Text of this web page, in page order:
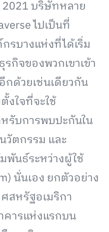
2021 บริษัทหลาย
ไปเป็นที่
รบางแห่งที่ได้เริ่ม
กิจของพวกเขาเข้า
กด้วยเช่นเดียวกัน
งใจที่จะใช้
รับการพบปะกันใน
วัตกรรม และ
พันธ์ระหว่างผู้ใช้
นั่นเอง ยกตัวอย่าง
สหรัฐอเมริกา
คารแห่งแรกบน